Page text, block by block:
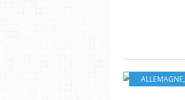
ALLEMAGNE,